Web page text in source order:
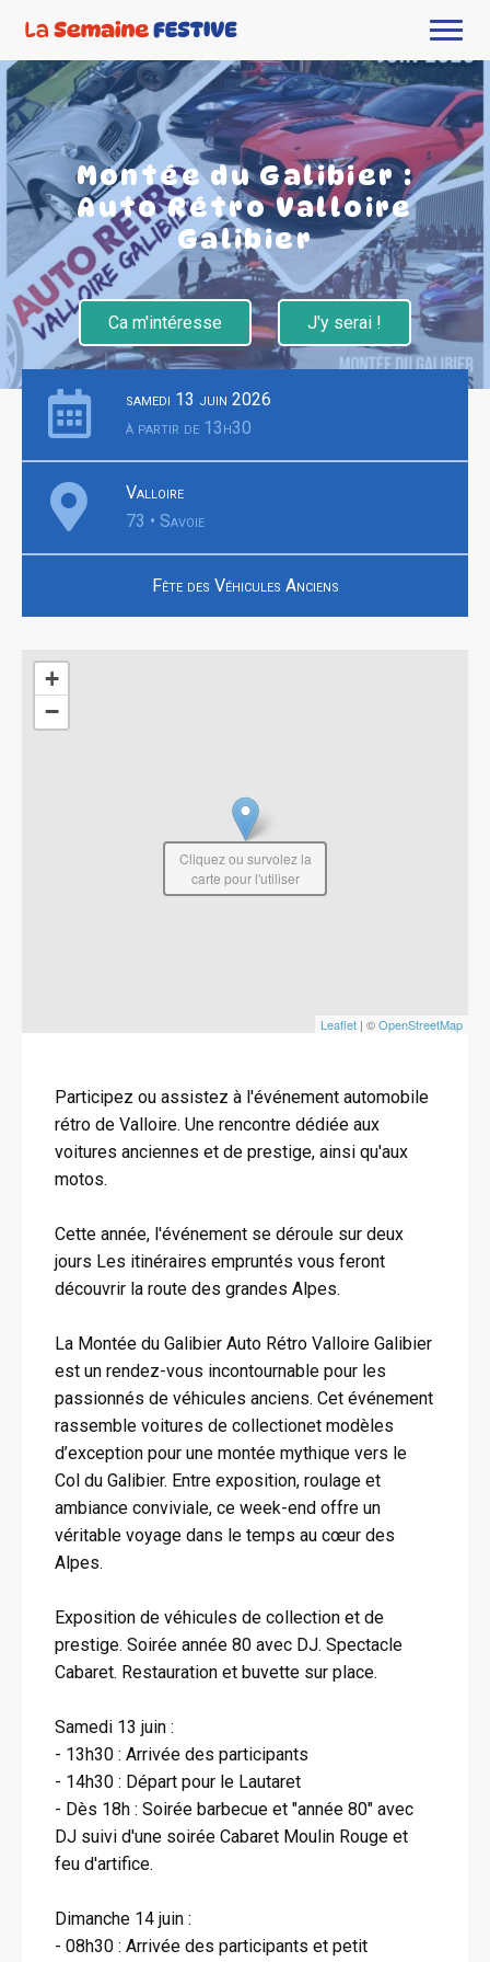
Montée du Galibier :
Auto Rétro Valloire
Galibier
Ca m'intéresse J'y serai !
samedi 13 juin 2026
à partir de 13h30
Valloire
73 • Savoie
Fête des Véhicules Anciens
+
−
Leaflet | ©OpenStreetMap
Cliquez ou survolez la
carte pour l'utiliser
Participez ou assistez à l'événement automobile
rétro de Valloire. Une rencontre dédiée aux
voitures anciennes et de prestige, ainsi qu'aux
motos.
Cette année, l'événement se déroule sur deux
jours Les itinéraires empruntés vous feront
découvrir la route des grandes Alpes.
La Montée du Galibier Auto Rétro Valloire Galibier
est un rendez-vous incontournable pour les
passionnés de véhicules anciens. Cet événement
rassemble voitures de collectionet modèles
d’exception pour une montée mythique vers le
Col du Galibier. Entre exposition, roulage et
ambiance conviviale, ce week-end offre un
véritable voyage dans le temps au cœur des
Alpes.
Exposition de véhicules de collection et de
prestige. Soirée année 80 avec DJ. Spectacle
Cabaret. Restauration et buvette sur place.
Samedi 13 juin :
- 13h30 : Arrivée des participants
- 14h30 : Départ pour le Lautaret
- Dès 18h : Soirée barbecue et "année 80" avec
DJ suivi d'une soirée Cabaret Moulin Rouge et
feu d'artifice.
Dimanche 14 juin :
- 08h30 : Arrivée des participants et petit